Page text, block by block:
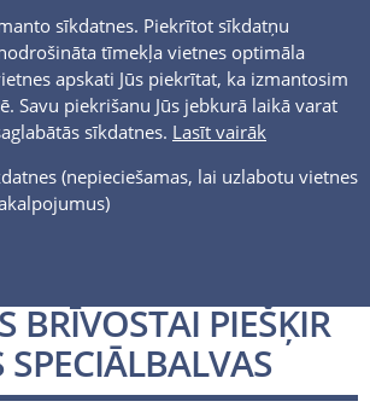
sīkdatnes. Piekrītot sīkdatņu
tīmekļa vietnes optimāla
apskati Jūs piekrītat, ka izmantosim
Savu piekrišanu Jūs jebkurā laikā varat
sīkdatnes. Lasīt vairāk
(nepieciešamas, lai uzlabotu vietnes
TIMES PĒTNIEKI
BRĪVOSTAI PIEŠĶIR